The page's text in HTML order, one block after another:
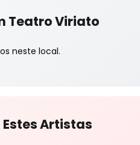
Teatro Viriato
neste local.
Artistas